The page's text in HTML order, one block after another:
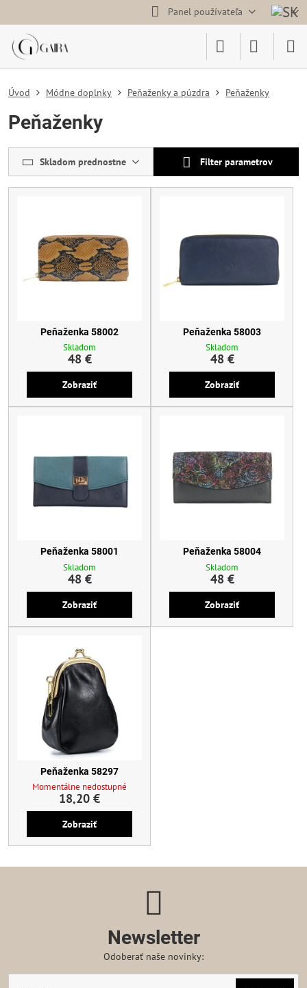
Panel používateľa
Úvod Módne doplnky Peňaženky a púzdra Peňaženky
Peňaženky
Skladom prednostne Filter parametrov
Peňaženka 58002
Skladom
48 €
Zobraziť
Peňaženka 58003
Skladom
48 €
Zobraziť
Peňaženka 58001
Skladom
48 €
Zobraziť
Peňaženka 58004
Skladom
48 €
Zobraziť
Peňaženka 58297
Momentálne nedostupné
18,20 €
Zobraziť
Newsletter
Odoberať naše novinky: